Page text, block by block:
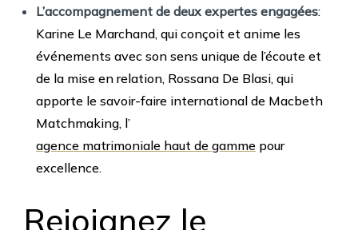
L’accompagnement de deux expertes engagées:
Karine Le Marchand, qui conçoit et anime les
événements avec son sens unique de l’écoute et
de la mise en relation, Rossana De Blasi, qui
apporte le savoir-faire international de Macbeth
Matchmaking, l’
agence matrimoniale haut de gamme pour
excellence.
Rejoignez le